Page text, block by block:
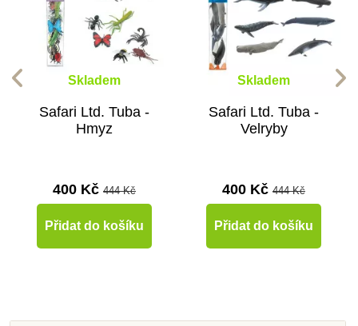
Skladem
Safari Ltd. Tuba -
Hmyz
400 Kč 444 Kč
Přidat do košíku
Skladem
Safari Ltd. Tuba -
Velryby
400 Kč 444 Kč
Přidat do košíku
Do školy Do školy
Do školy Do školy
Do školy Do školy
Do školy Výprodej